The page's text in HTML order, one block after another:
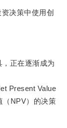
决策中使用创
正在逐渐成为
Present Value
（NPV）的决策